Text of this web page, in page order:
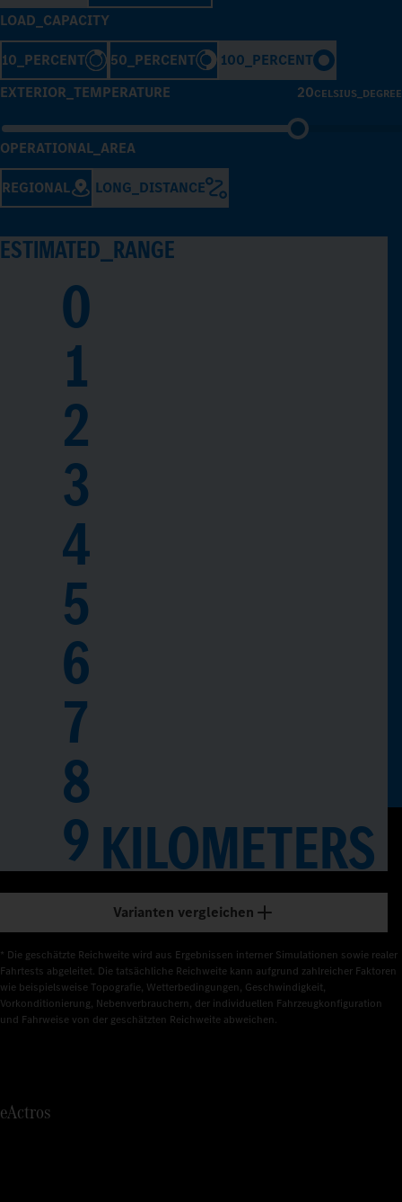
LOAD_CAPACITY
10_PERCENT 50_PERCENT
100_PERCENT
EXTERIOR_TEMPERATURE
20CELSIUS_DEGREE
OPERATIONAL_AREA
REGIONAL LONG_DISTANCE
ESTIMATED_RANGE
0
1
2
3
4
5
6
7
8
9KILOMETERS
Varianten vergleichen
* Die geschätzte Reichweite wird aus Ergebnissen interner Simulationen sowie realer
Fahrtests abgeleitet. Die tatsächliche Reichweite kann aufgrund zahlreicher Faktoren
wie beispielsweise Topografie, Wetterbedingungen, Geschwindigkeit,
Vorkonditionierung, Nebenverbrauchern, der individuellen Fahrzeugkonfiguration
und Fahrweise von der geschätzten Reichweite abweichen.
eActros
1
2
3
4
5
7
8